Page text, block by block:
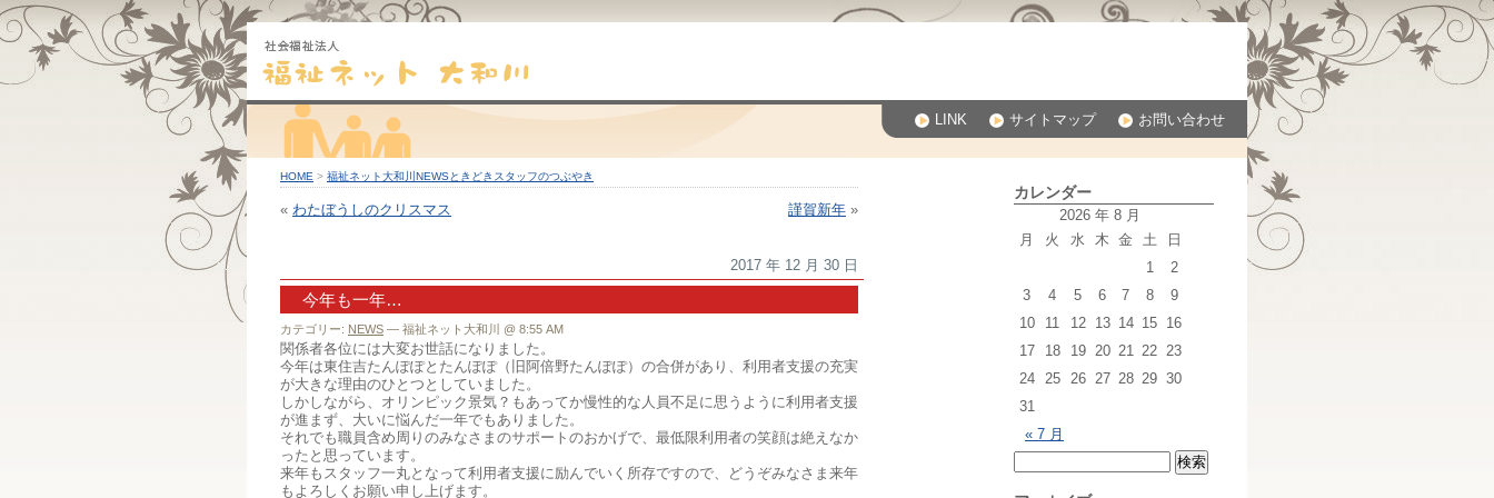
LINK サイトマップ お問い合わせ
HOME > 福祉ネット大和川NEWSときどきスタッフのつぶやき
« わたぼうしのクリスマス 謹賀新年 »
2017 年 12 月 30 日
今年も一年…
カテゴリー: NEWS — 福祉ネット大和川 @ 8:55 AM
関係者各位には大変お世話になりました。
今年は東住吉たんぽぽとたんぽぽ（旧阿倍野たんぽぽ）の合併があり、利用者支援の充実
が大きな理由のひとつとしていました。
しかしながら、オリンピック景気？もあってか慢性的な人員不足に思うように利用者支援
が進まず、大いに悩んだ一年でもありました。
それでも職員含め周りのみなさまのサポートのおかげで、最低限利用者の笑顔は絶えなか
ったと思っています。
来年もスタッフ一丸となって利用者支援に励んでいく所存ですので、どうぞみなさま来年
もよろしくお願い申し上げます。
カレンダー
2026 年 8 月
月
火 水 木 金 土 日
« 7 月
1
2
3
4 5 6 7 8
9
10
11 12 13 14 15 16
17
18 19 20 21 22 23
24
25 26 27 28 29 30
31